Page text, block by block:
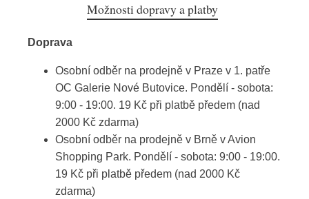
Možnosti dopravy a platby
Doprava
Osobní odběr na prodejně v Praze v 1. patře
OC Galerie Nové Butovice. Pondělí - sobota:
9:00 - 19:00. 19 Kč při platbě předem (nad
2000 Kč zdarma)
Osobní odběr na prodejně v Brně v Avion
Shopping Park. Pondělí - sobota: 9:00 - 19:00.
19 Kč při platbě předem (nad 2000 Kč
zdarma)